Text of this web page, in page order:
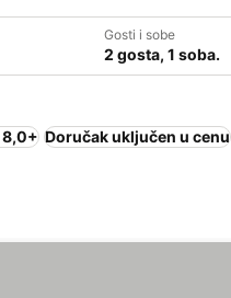
Gosti i sobe
2 gosta, 1 soba.
8,0+ Doručak uključen u cenu